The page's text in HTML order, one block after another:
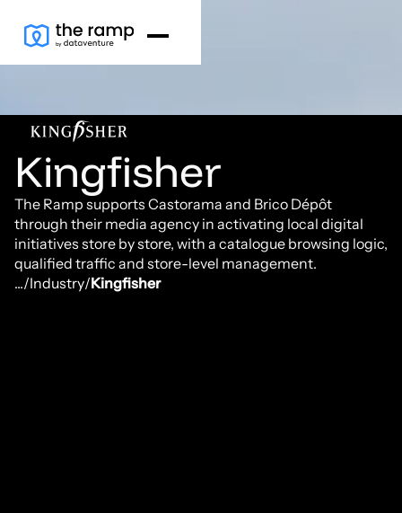
Kingfisher
The Ramp supports Castorama and Brico Dépôt
through their media agency in activating local digital
initiatives store by store, with a catalogue browsing logic,
qualified traffic and store-level management.
.../Industry/Kingfisher